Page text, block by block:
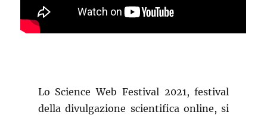
Lo Science Web Festival 2021, festival
della divulgazione scientifica online, si